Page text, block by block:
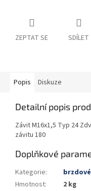
ZEPTAT SE SDÍLET
Popis Diskuze
Detailní popis
Závit M16x1,5 Typ 24
závitu 180
Doplňkové
Kategorie:
Hmotnost:
2 kg